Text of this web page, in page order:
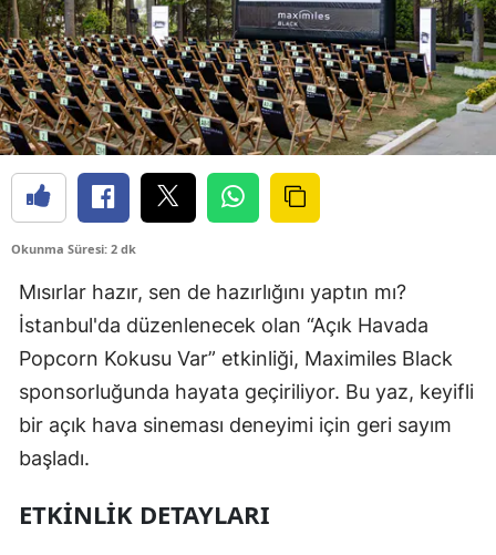
Okunma Süresi: 2 dk
Mısırlar hazır, sen de hazırlığını yaptın mı?
İstanbul'da düzenlenecek olan “Açık Havada
Popcorn Kokusu Var” etkinliği, Maximiles Black
sponsorluğunda hayata geçiriliyor. Bu yaz, keyifli
bir açık hava sineması deneyimi için geri sayım
başladı.
ETKINLIK DETAYLARI